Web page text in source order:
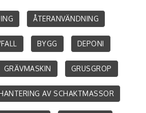
ÅTERANVÄNDNING
BYGG DEPONI
GRÄVMASKIN GRUSGROP
AV SCHAKTMASSOR